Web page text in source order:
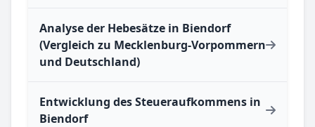
Analyse der Hebesätze in Biendorf
(Vergleich zu Mecklenburg-Vorpommern
und Deutschland)
Entwicklung des Steueraufkommens in
Biendorf